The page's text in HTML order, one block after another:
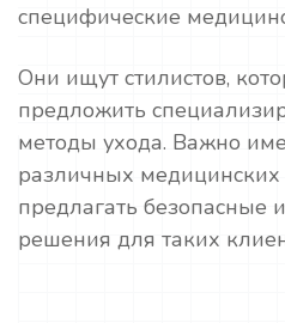
специфические
Они ищут стилистов,
предложить
методы ухода. Важно
различных медицинских
предлагать безопасные
решения для таких